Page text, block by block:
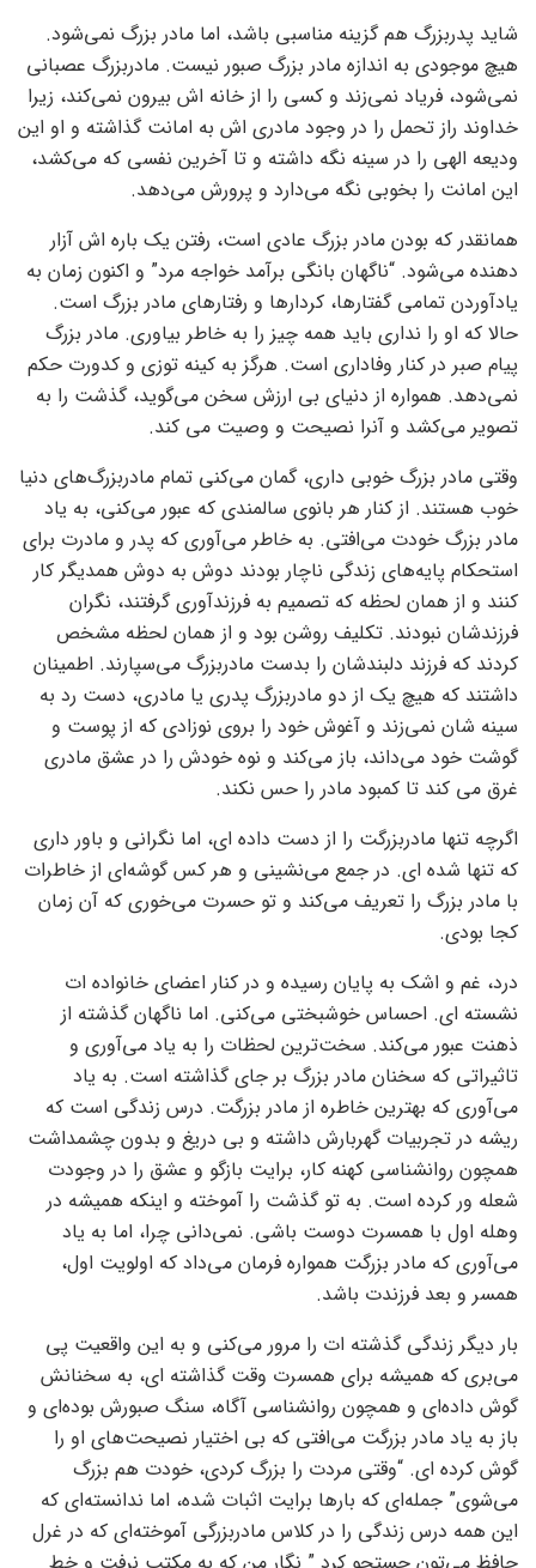
شاید پدربزرگ هم گزینه مناسبی باشد، اما مادر بزرگ نمی‌شود.
هیچ موجودی به اندازه مادر بزرگ صبور نیست. مادربزرگ عصبانی
نمی‌شود، فریاد نمی‌زند و کسی را از خانه اش بیرون نمی‌کند، زیرا
خداوند راز تحمل را در وجود مادری اش به امانت گذاشته و او این
ودیعه الهی را در سینه نگه داشته و تا آخرین نفسی که می‌کشد،
این امانت را بخوبی نگه می‌دارد و پرورش می‌دهد.
همانقدر که بودن مادر بزرگ عادی است، رفتن یک باره اش آزار
دهنده می‌شود. “ناگهان بانگی برآمد خواجه مرد” و اکنون زمان به
یادآوردن تمامی گفتارها، کردارها و رفتارهای مادر بزرگ است.
حالا که او را نداری باید همه چیز را به خاطر بیاوری. مادر بزرگ
پیام صبر در کنار وفاداری است. هرگز به کینه توزی و کدورت حکم
نمی‌دهد. همواره از دنیای بی ارزش سخن می‌گوید، گذشت را به
تصویر می‌کشد و آنرا نصیحت و وصیت می کند.
وقتی مادر بزرگ خوبی داری، گمان می‌کنی تمام مادربزرگ‌های دنیا
خوب هستند. از کنار هر بانوی سالمندی که عبور می‌کنی، به یاد
مادر بزرگ خودت می‌افتی. به خاطر می‌آوری که پدر و مادرت برای
استحکام پایه‌های زندگی ناچار بودند دوش به دوش همدیگر کار
کنند و از همان لحظه که تصمیم به فرزندآوری گرفتند، نگران
فرزندشان نبودند. تکلیف روشن بود و از همان لحظه مشخص
کردند که فرزند دلبندشان را بدست مادربزرگ می‌سپارند. اطمینان
داشتند که هیچ یک از دو مادربزرگ پدری یا مادری، دست رد به
سینه شان نمی‌زند و آغوش خود را بروی نوزادی که از پوست و
گوشت خود می‌داند، باز می‌کند و نوه خودش را در عشق مادری
غرق می کند تا کمبود مادر را حس نکند.
اگرچه تنها مادربزرگت را از دست داده ای، اما نگرانی و باور داری
که تنها شده ای. در جمع می‌نشینی و هر کس گوشه‌ای از خاطرات
با مادر بزرگ را تعریف می‌کند و تو حسرت می‌خوری که آن زمان
کجا بودی.
درد، غم و اشک به پایان رسیده و در کنار اعضای خانواده ات
نشسته ای. احساس خوشبختی می‌کنی. اما ناگهان گذشته از
ذهنت عبور می‌کند. سخت‌ترین لحظات را به یاد می‌آوری و
تاثیراتی که سخنان مادر بزرگ بر جای گذاشته است. به یاد
می‌آوری که بهترین خاطره از مادر بزرگت. درس زندگی است که
ریشه در تجربیات گهربارش داشته و بی دریغ و بدون چشمداشت
همچون روانشناسی کهنه کار، برایت بازگو و عشق را در وجودت
شعله ور کرده است. به تو گذشت را آموخته و اینکه همیشه در
وهله اول با همسرت دوست باشی. نمی‌دانی چرا، اما به یاد
می‌آوری که مادر بزرگت همواره فرمان می‌داد که اولویت اول،
همسر و بعد فرزندت باشد.
بار دیگر زندگی گذشته ات را مرور می‌کنی و به این واقعیت پی
می‌بری که همیشه برای همسرت وقت گذاشته ای، به سخنانش
گوش داده‌ای و همچون روانشناسی آگاه، سنگ صبورش بوده‌ای و
باز به یاد مادر بزرگت می‌افتی که بی اختیار نصیحت‌های او را
گوش کرده ای. “وقتی مردت را بزرگ کردی، خودت هم بزرگ
می‌شوی” جمله‌ای که بار‌ها برایت اثبات شده، اما ندانسته‌ای که
این همه درس زندگی را در کلاس مادربزرگی آموخته‌ای که در غرل